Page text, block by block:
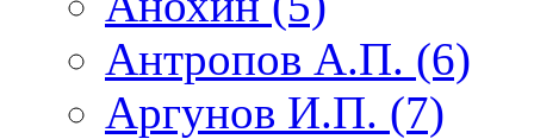
Антропов А.П. (6)
Аргунов И.П. (7)